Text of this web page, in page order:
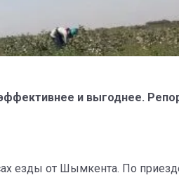
и выгоднее.
езды от Шымкента. По